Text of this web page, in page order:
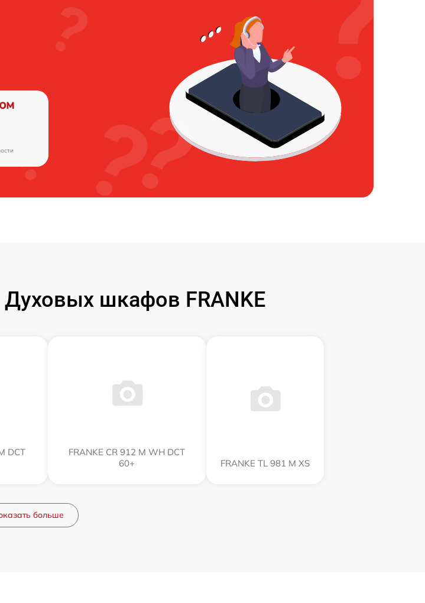
шкафов FRANKE
DCT
FRANKE CR 912 M WH DCT
60+
FRANKE TL 981 M XS
больше